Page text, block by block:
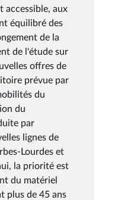
accessible, aux
équilibré des
de la
de l'étude sur
offres de
prévue par
du
du
par
lignes de
Lourdes et
la priorité est
du matériel
plus de 45 ans